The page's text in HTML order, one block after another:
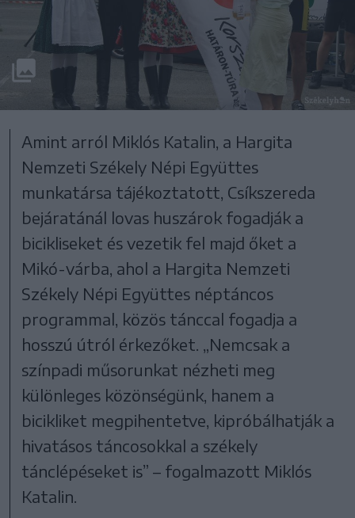
Amint arról Miklós Katalin, a Hargita
Nemzeti Székely Népi Együttes
munkatársa tájékoztatott, Csíkszereda
bejáratánál lovas huszárok fogadják a
bicikliseket és vezetik fel majd őket a
Mikó-várba, ahol a Hargita Nemzeti
Székely Népi Együttes néptáncos
programmal, közös tánccal fogadja a
hosszú útról érkezőket. „Nemcsak a
színpadi műsorunkat nézheti meg
különleges közönségünk, hanem a
bicikliket megpihentetve, kipróbálhatják a
hivatásos táncosokkal a székely
tánclépéseket is” – fogalmazott Miklós
Katalin.